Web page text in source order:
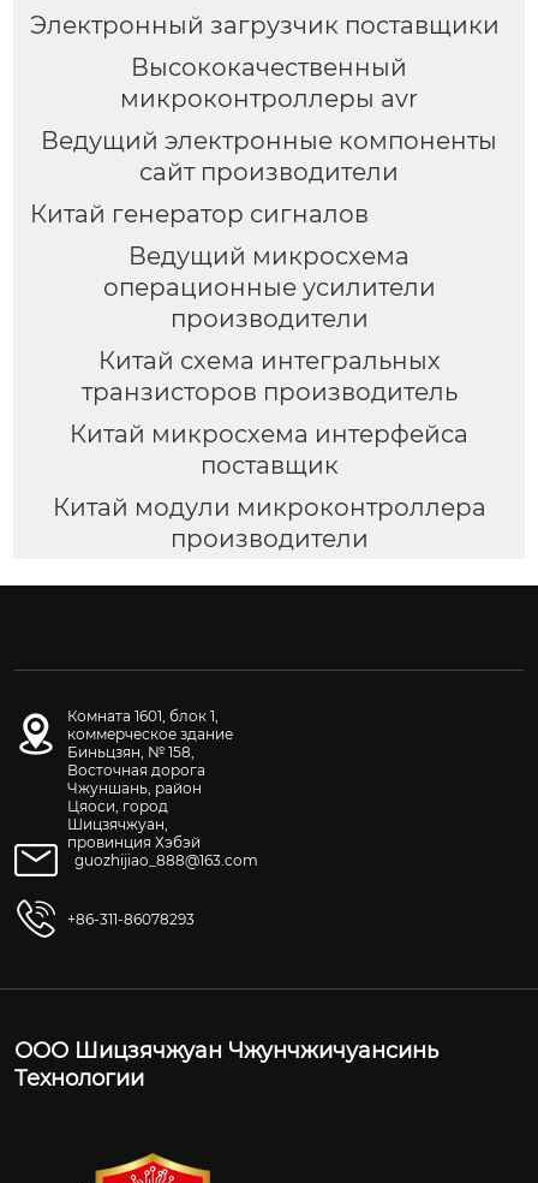
Электронный загрузчик поставщики
Высококачественный
микроконтроллеры avr
Ведущий электронные компоненты
сайт производители
Китай генератор сигналов
Ведущий микросхема
операционные усилители
производители
Китай схема интегральных
транзисторов производитель
Китай микросхема интерфейса
поставщик
Китай модули микроконтроллера
производители
Комната 1601, блок 1,
коммерческое здание
Биньцзян, № 158,
Восточная дорога
Чжуншань, район
Цяоси, город
Шицзячжуан,
провинция Хэбэй
guozhijiao_888@163.com
+86-311-86078293
ООО Шицзячжуан Чжунчжичуансинь
Технологии